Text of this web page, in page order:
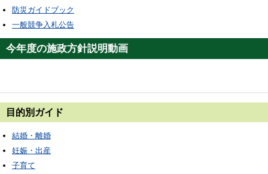
防災ガイドブック
一般競争入札公告
今年度の施政方針説明動画
目的別ガイド
結婚・離婚
妊娠・出産
子育て